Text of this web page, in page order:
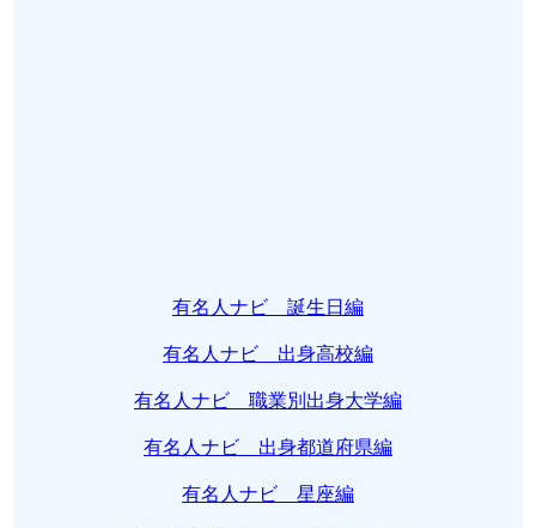
有名人ナビ 誕生日編
有名人ナビ 出身高校編
有名人ナビ 職業別出身大学編
有名人ナビ 出身都道府県編
有名人ナビ 星座編